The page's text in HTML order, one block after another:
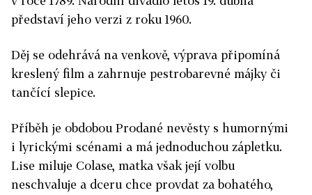
představí jeho verzi z roku 1960.
Děj se odehrává na venkově, výprava připomíná
kreslený film a zahrnuje pestrobarevné májky či
tančící slepice.
Příběh je obdobou Prodané nevěsty s humornými
i lyrickými scénami a má jednoduchou zápletku.
Lise miluje Colase, matka však její volbu
neschvaluje a dceru chce provdat za bohatého,